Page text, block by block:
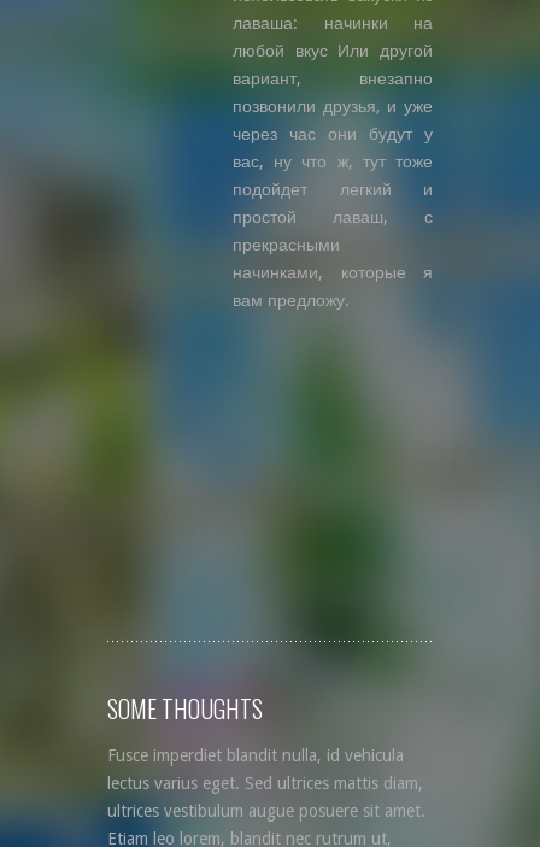
лаваша: начинки на
любой вкус Или другой
вариант, внезапно
позвонили друзья, и уже
через час они будут у
вас, ну что ж, тут тоже
подойдет легкий и
простой лаваш, с
прекрасными
начинками, которые я
вам предложу.
SOME THOUGHTS
Fusce imperdiet blandit nulla, id vehicula
lectus varius eget. Sed ultrices mattis diam,
ultrices vestibulum augue posuere sit amet.
Etiam leo lorem, blandit nec rutrum ut,